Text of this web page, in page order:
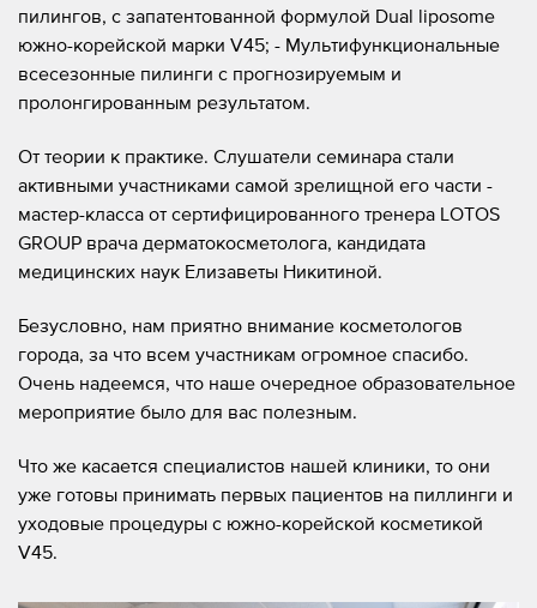
пилингов, с запатентованной формулой Dual liposome
южно-корейской марки V45; - Мультифункциональные
всесезонные пилинги с прогнозируемым и
пролонгированным результатом.
От теории к практике. Слушатели семинара стали
активными участниками самой зрелищной его части -
мастер-класса от сертифицированного тренера LOTOS
GROUP врача дерматокосметолога, кандидата
медицинских наук Елизаветы Никитиной.
Безусловно, нам приятно внимание косметологов
города, за что всем участникам огромное спасибо.
Очень надеемся, что наше очередное образовательное
мероприятие было для вас полезным.
Что же касается специалистов нашей клиники, то они
уже готовы принимать первых пациентов на пиллинги и
уходовые процедуры с южно-корейской косметикой
V45.